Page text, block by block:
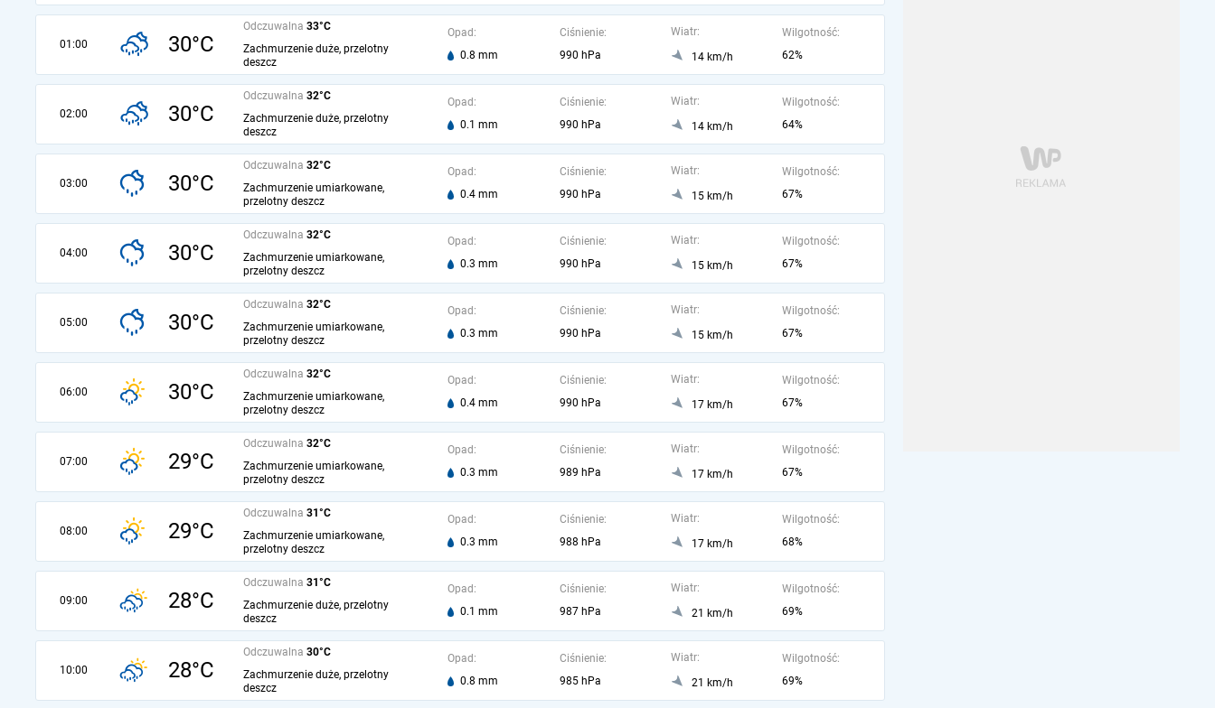
01:00 30°C
Odczuwalna 33°C
Zachmurzenie duże, przelotny
deszcz
Opad:
0.8 mm
Ciśnienie:
990 hPa
Wiatr:
14 km/h
Wilgotność:
62%
02:00 30°C
Odczuwalna 32°C
Zachmurzenie duże, przelotny
deszcz
Opad:
0.1 mm
Ciśnienie:
990 hPa
Wiatr:
14 km/h
Wilgotność:
64%
03:00 30°C
Odczuwalna 32°C
Zachmurzenie umiarkowane,
przelotny deszcz
Opad:
0.4 mm
Ciśnienie:
990 hPa
Wiatr:
15 km/h
Wilgotność:
67%
04:00 30°C
Odczuwalna 32°C
Zachmurzenie umiarkowane,
przelotny deszcz
Opad:
0.3 mm
Ciśnienie:
990 hPa
Wiatr:
15 km/h
Wilgotność:
67%
05:00 30°C
Odczuwalna 32°C
Zachmurzenie umiarkowane,
przelotny deszcz
Opad:
0.3 mm
Ciśnienie:
990 hPa
Wiatr:
15 km/h
Wilgotność:
67%
06:00 30°C
Odczuwalna 32°C
Zachmurzenie umiarkowane,
przelotny deszcz
Opad:
0.4 mm
Ciśnienie:
990 hPa
Wiatr:
17 km/h
Wilgotność:
67%
07:00 29°C
Odczuwalna 32°C
Zachmurzenie umiarkowane,
przelotny deszcz
Opad:
0.3 mm
Ciśnienie:
989 hPa
Wiatr:
17 km/h
Wilgotność:
67%
08:00 29°C
Odczuwalna 31°C
Zachmurzenie umiarkowane,
przelotny deszcz
Opad:
0.3 mm
Ciśnienie:
988 hPa
Wiatr:
17 km/h
Wilgotność:
68%
09:00 28°C
Odczuwalna 31°C
Zachmurzenie duże, przelotny
deszcz
Opad:
0.1 mm
Ciśnienie:
987 hPa
Wiatr:
21 km/h
Wilgotność:
69%
10:00 28°C
Odczuwalna 30°C
Zachmurzenie duże, przelotny
deszcz
Opad:
0.8 mm
Ciśnienie:
985 hPa
Wiatr:
21 km/h
Wilgotność:
69%